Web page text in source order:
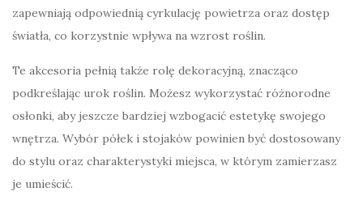
zapewniają odpowiednią cyrkulację powietrza oraz dostęp
światła, co korzystnie wpływa na wzrost roślin.
Te akcesoria pełnią także rolę dekoracyjną, znacząco
podkreślając urok roślin. Możesz wykorzystać różnorodne
osłonki, aby jeszcze bardziej wzbogacić estetykę swojego
wnętrza. Wybór półek i stojaków powinien być dostosowany
do stylu oraz charakterystyki miejsca, w którym zamierzasz
je umieścić.